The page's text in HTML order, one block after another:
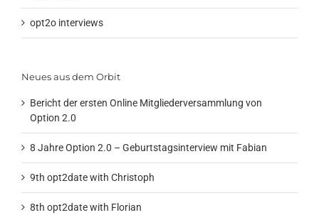
opt2o interviews
Neues aus dem Orbit
Bericht der ersten Online Mitgliederversammlung von
Option 2.0
8 Jahre Option 2.0 – Geburtstagsinterview mit Fabian
9th opt2date with Christoph
8th opt2date with Florian